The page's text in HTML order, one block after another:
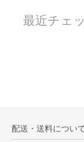
最近チェ
配送・送料について